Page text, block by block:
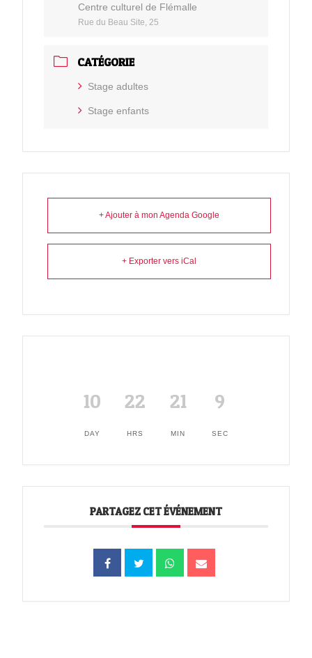
Centre culturel de Flémalle
Rue du Beau Site, 25
CATÉGORIE
Stage adultes
Stage enfants
+ Ajouter à mon Agenda Google
+ Exporter vers iCal
10
DAY
22
HRS
21
MIN
9
SEC
PARTAGEZ CET ÉVÉNEMENT